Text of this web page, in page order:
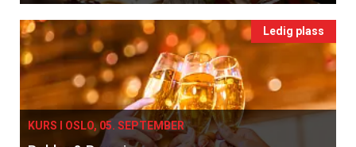
Ledig plass
KURS I OSLO, 05. SEPTEMBER